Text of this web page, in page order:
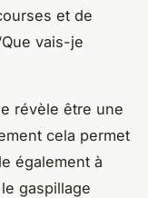
et de
vais-je
révèle être une
cela permet
également à
gaspillage